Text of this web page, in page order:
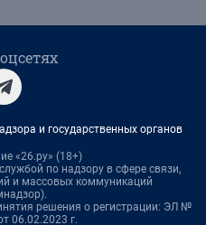
и государственных органов
«26.ру» (18+)
по надзору в сфере связи,
и массовых коммуникаций
решения о регистрации: ЭЛ №
06.02.2023 г.